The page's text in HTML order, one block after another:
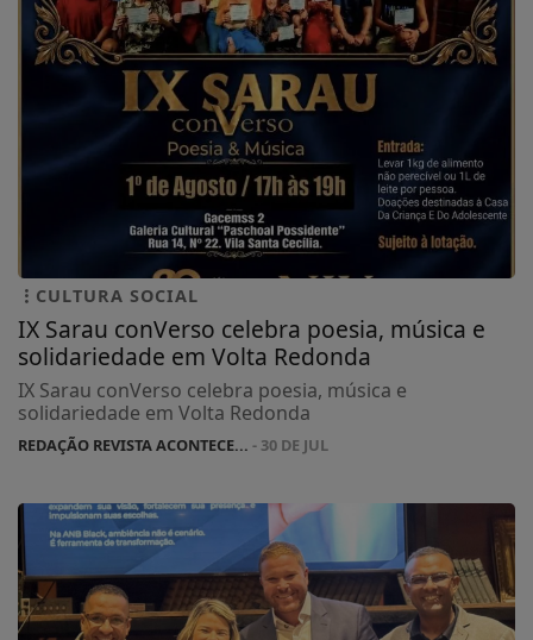
CULTURA SOCIAL
IX Sarau conVerso celebra poesia, música e
solidariedade em Volta Redonda
IX Sarau conVerso celebra poesia, música e
solidariedade em Volta Redonda
REDAÇÃO REVISTA ACONTECE... - 30 DE JUL